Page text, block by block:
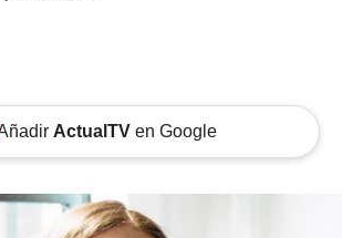
ActualTVen Google